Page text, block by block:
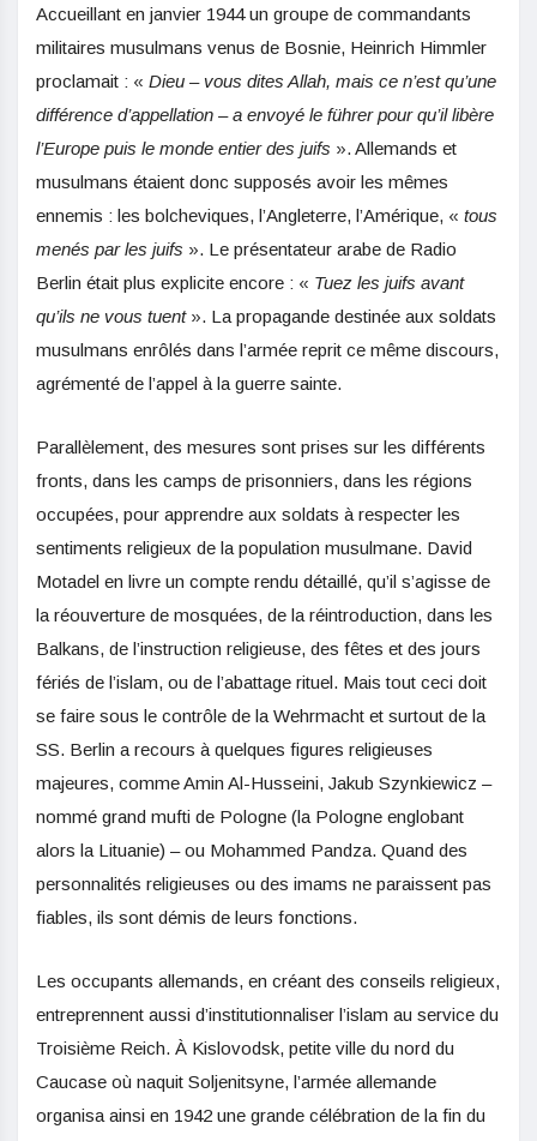
Accueillant en janvier 1944 un groupe de commandants
militaires musulmans venus de Bosnie, Heinrich Himmler
proclamait : « Dieu – vous dites Allah, mais ce n’est qu’une
différence d’appellation – a envoyé le führer pour qu’il libère
l’Europe puis le monde entier des juifs ». Allemands et
musulmans étaient donc supposés avoir les mêmes
ennemis : les bolcheviques, l’Angleterre, l’Amérique, « tous
menés par les juifs ». Le présentateur arabe de Radio
Berlin était plus explicite encore : « Tuez les juifs avant
qu’ils ne vous tuent». La propagande destinée aux soldats
musulmans enrôlés dans l’armée reprit ce même discours,
agrémenté de l’appel à la guerre sainte.
Parallèlement, des mesures sont prises sur les différents
fronts, dans les camps de prisonniers, dans les régions
occupées, pour apprendre aux soldats à respecter les
sentiments religieux de la population musulmane. David
Motadel en livre un compte rendu détaillé, qu’il s’agisse de
la réouverture de mosquées, de la réintroduction, dans les
Balkans, de l’instruction religieuse, des fêtes et des jours
fériés de l’islam, ou de l’abattage rituel. Mais tout ceci doit
se faire sous le contrôle de la Wehrmacht et surtout de la
SS. Berlin a recours à quelques figures religieuses
majeures, comme Amin Al-Husseini, Jakub Szynkiewicz –
nommé grand mufti de Pologne (la Pologne englobant
alors la Lituanie) – ou Mohammed Pandza. Quand des
personnalités religieuses ou des imams ne paraissent pas
fiables, ils sont démis de leurs fonctions.
Les occupants allemands, en créant des conseils religieux,
entreprennent aussi d’institutionnaliser l’islam au service du
Troisième Reich. À Kislovodsk, petite ville du nord du
Caucase où naquit Soljenitsyne, l’armée allemande
organisa ainsi en 1942 une grande célébration de la fin du